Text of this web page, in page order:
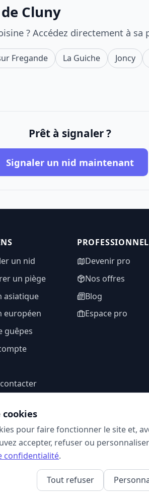
Cluny
? Accédez directement à sa
Fregande La Guiche Joncy
Prêt à signaler ?
Signaler un nid maintenant
un nid
un piège
asiatique
européen
guêpes
Devenir pro
Nos offres
Blog
Espace pro
SUIVEZ-NOUS
cookies
pour faire fonctionner le site et,
accepter, refuser ou
confidentialité.
Tout refuser